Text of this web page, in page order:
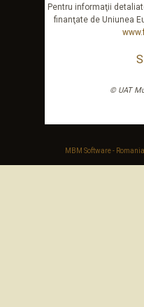
Pentru informaţii
finanţate de Uniunea
© UAT
MBM Software -